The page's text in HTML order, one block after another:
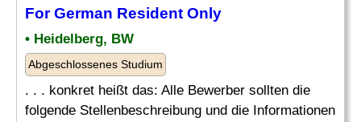
For German Resident Only
• Heidelberg, BW
Abgeschlossenes Studium
. . . konkret heißt das: Alle Bewerber sollten die
folgende Stellenbeschreibung und die Informationen